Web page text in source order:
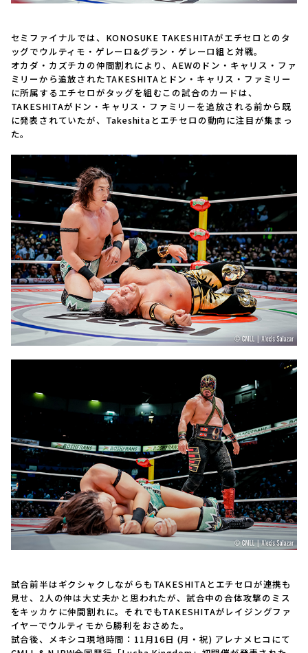
セミファイナルでは、KONOSUKE TAKESHITAがエチセロとのタ
ッグでウルティモ・ゲレーロ&グラン・ゲレーロ組と対戦。
オカダ・カズチカの仲間割れにより、AEWのドン・キャリス・ファ
ミリーから追放されたTAKESHITAとドン・キャリス・ファミリー
に所属するエチセロがタッグを組むこの試合のカードは、
TAKESHITAがドン・キャリス・ファミリーを追放される前から既
に発表されていたが、Takeshitaとエチセロの動向に注目が集まっ
た。
試合前半はギクシャクしながらもTAKESHITAとエチセロが連携も
見せ、2人の仲は大丈夫かと思われたが、試合中の合体攻撃のミス
をキッカケに仲間割れに。それでもTAKESHITAがレイジングファ
イヤーでウルティモから勝利をおさめた。
試合後、メキシコ現地時間：11月16日 (月・祝) アレナメヒコにて